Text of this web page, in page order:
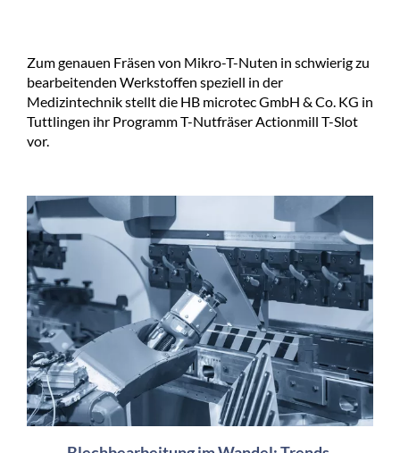
Zum genauen Fräsen von Mikro-T-Nuten in schwierig zu
bearbeitenden Werkstoffen speziell in der
Medizintechnik stellt die HB microtec GmbH & Co. KG in
Tuttlingen ihr Programm T-Nutfräser Actionmill T-Slot
vor.